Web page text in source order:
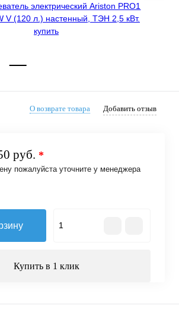
О возврате товара Добавить отзыв
руб. *
пожалуйста уточните у менеджера
Купить в 1 клик